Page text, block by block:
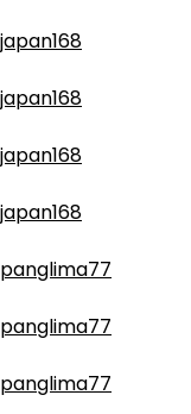
japan168
japan168
japan168
japan168
panglima77
panglima77
panglima77